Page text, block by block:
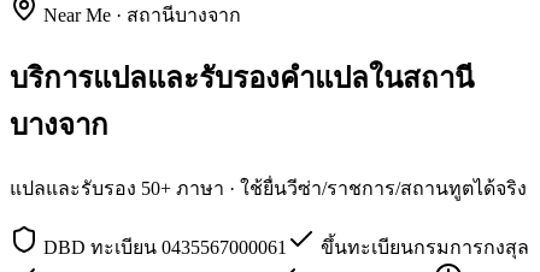
Near Me · สถานีบางจาก
บริการแปลและรับรองคำแปลในสถานี
บางจาก
แปลและรับรอง 50+ ภาษา · ใช้ยื่นวีซ่า/ราชการ/สถานทูตได้จริง
DBD ทะเบียน 0435567000061
ขึ้นทะเบียนกรมการกงสุล